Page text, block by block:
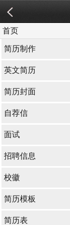
首页
简历制作
英文简历
简历封面
自荐信
面试
招聘信息
校徽
简历模板
简历表